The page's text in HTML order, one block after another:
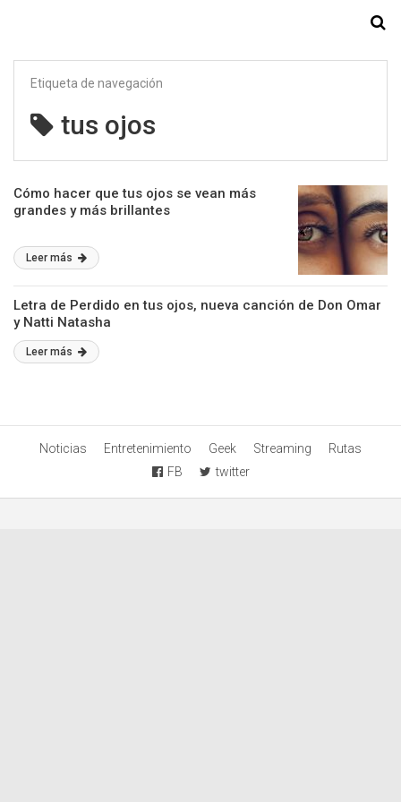
Etiqueta de navegación
tus ojos
Cómo hacer que tus ojos se vean más
grandes y más brillantes
Leer más
Letra de Perdido en tus ojos, nueva canción de Don Omar
y Natti Natasha
Leer más
Noticias Entretenimiento Geek Streaming
Rutas
FB
twitter